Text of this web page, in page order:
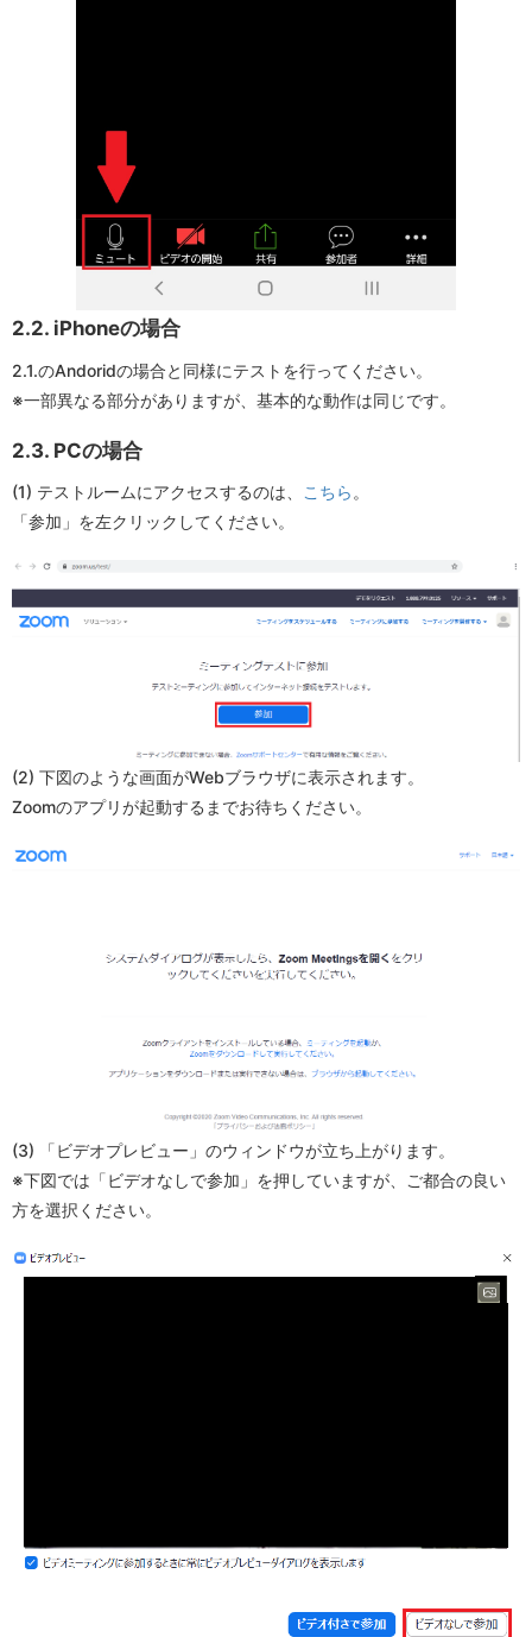
2.2. iPhoneの場合
2.1.のAndoridの場合と同様にテストを行ってください。
※一部異なる部分がありますが、基本的な動作は同じです。
2.3. PCの場合
(1) テストルームにアクセスするのは、 こちら 。
「参加」を左クリックしてください。
(2) 下図のような画面がWebブラウザに表示されます。
Zoomのアプリが起動するまでお待ちください。
(3) 「ビデオプレビュー」のウィンドウが立ち上がります。
※下図では「ビデオなしで参加」を押していますが、ご都合の良い
方を選択ください。